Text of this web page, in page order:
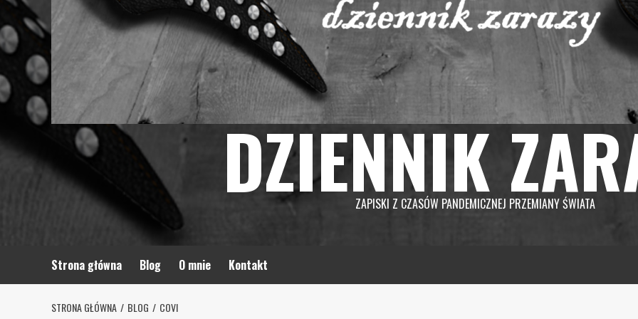
DZIENNIK
ZAPISKI Z CZASÓW PANDEMICZNEJ PRZEMIANY ŚWIATA
Strona główna Blog O mnie Kontakt
STRONA GŁÓWNA BLOG COVI